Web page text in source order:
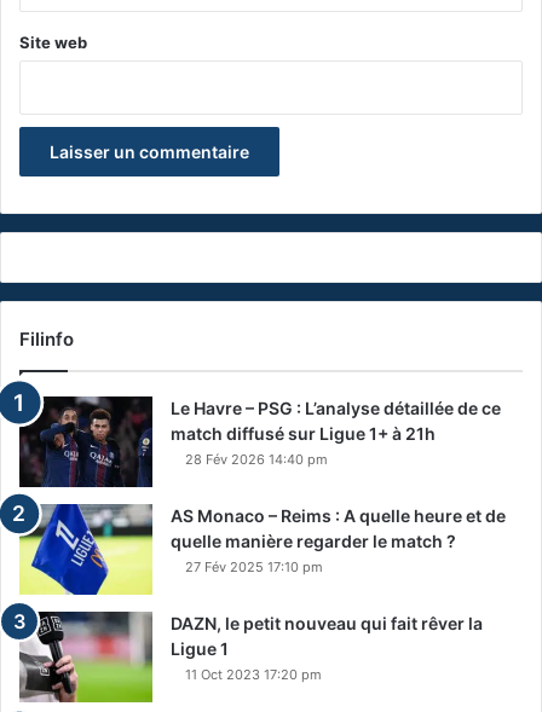
Site web
Filinfo
Le Havre – PSG : L’analyse détaillée de ce
match diffusé sur Ligue 1+ à 21h
28 Fév 2026 14:40 pm
AS Monaco – Reims : A quelle heure et de
quelle manière regarder le match ?
27 Fév 2025 17:10 pm
DAZN, le petit nouveau qui fait rêver la
Ligue 1
11 Oct 2023 17:20 pm